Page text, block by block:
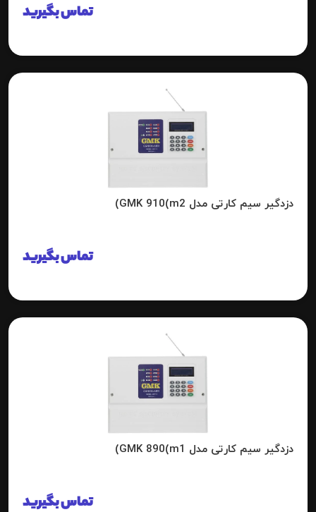
تماس بگیرید
دزدگیر سیم کارتی مدل GMK 910(m2)
تماس بگیرید
دزدگیر سیم کارتی مدل GMK 890(m1)
تماس بگیرید